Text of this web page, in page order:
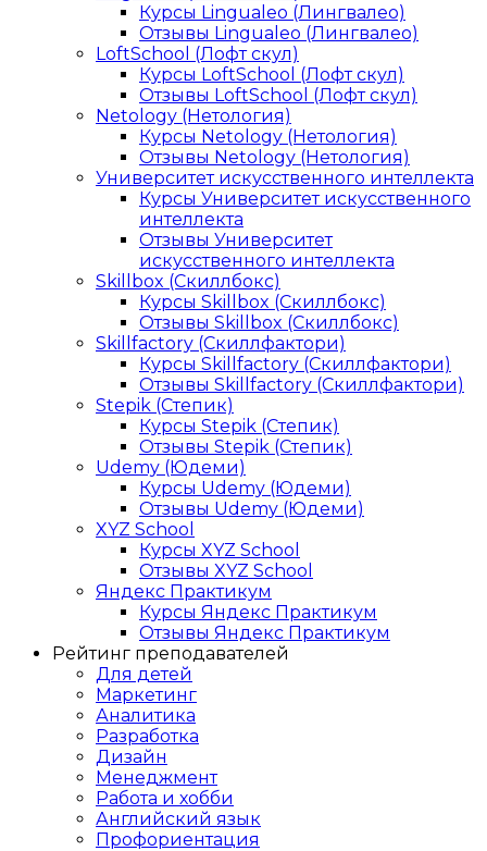
Курсы Lingualeo (Лингвалео)
Отзывы Lingualeo (Лингвалео)
LoftSchool (Лофт скул)
Курсы LoftSchool (Лофт скул)
Отзывы LoftSchool (Лофт скул)
Netology (Нетология)
Курсы Netology (Нетология)
Отзывы Netology (Нетология)
Университет искусственного интеллекта
Курсы Университет искусственного
интеллекта
Отзывы Университет
искусственного интеллекта
Skillbox (Скиллбокс)
Курсы Skillbox (Скиллбокс)
Отзывы Skillbox (Скиллбокс)
Skillfactory (Скиллфактори)
Курсы Skillfactory (Скиллфактори)
Отзывы Skillfactory (Скиллфактори)
Stepik (Степик)
Курсы Stepik (Степик)
Отзывы Stepik (Степик)
Udemy (Юдеми)
Курсы Udemy (Юдеми)
Отзывы Udemy (Юдеми)
XYZ School
Курсы XYZ School
Отзывы XYZ School
Яндекс Практикум
Курсы Яндекс Практикум
Отзывы Яндекс Практикум
Рейтинг преподавателей
Для детей
Маркетинг
Аналитика
Разработка
Дизайн
Менеджмент
Работа и хобби
Английский язык
Профориентация